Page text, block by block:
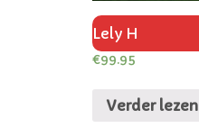
Lely H
€99.95
Verder lezen